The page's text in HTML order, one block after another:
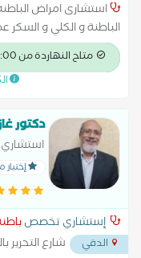
استشارى امراض
الباطنة و الكلي و السكر
الجمعية المصرية
السكر و الغدد الصماء
متاح النهاردة من 7:00 مساءً
دكتور
استشاري
إختيار
إستشاري تخصص
الدقي شارع